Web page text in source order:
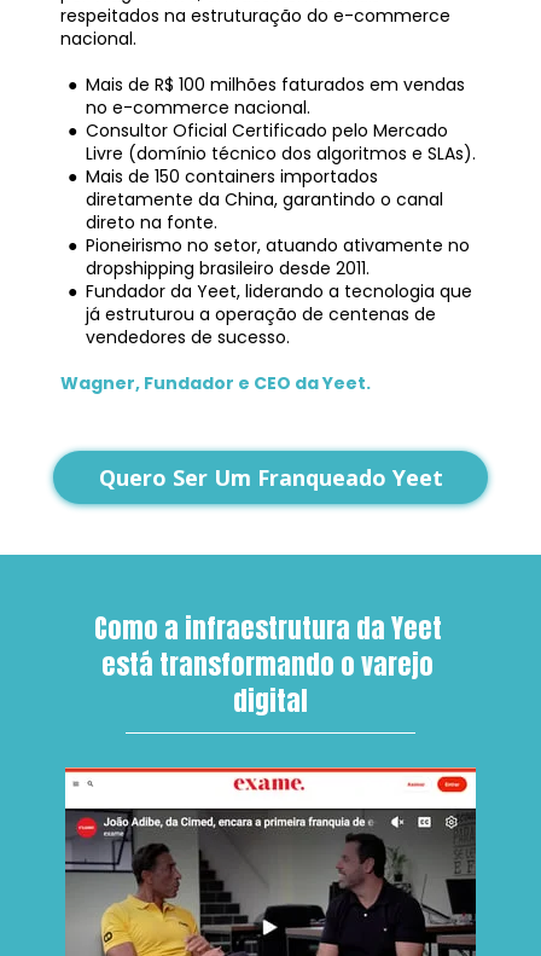
respeitados na estruturação do e-commerce
nacional.
Mais de R$ 100 milhões faturados em vendas
no e-commerce nacional.
Consultor Oficial Certificado pelo Mercado
Livre (domínio técnico dos algoritmos e SLAs).
Mais de 150 containers importados
diretamente da China, garantindo o canal
direto na fonte.
Pioneirismo no setor, atuando ativamente no
dropshipping brasileiro desde 2011.
Fundador da Yeet, liderando a tecnologia que
já estruturou a operação de centenas de
vendedores de sucesso.
Wagner, Fundador e CEO da Yeet.
Quero Ser Um Franqueado Yeet
Como a infraestrutura da Yeet
está transformando o varejo
digital